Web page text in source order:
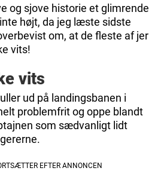
og sjove historie et glimrende
højt, da jeg læste sidste
om, at de fleste af jer
vits!
vits
ud på landingsbanen i
problemfrit og oppe blandt
som sædvanligt lidt